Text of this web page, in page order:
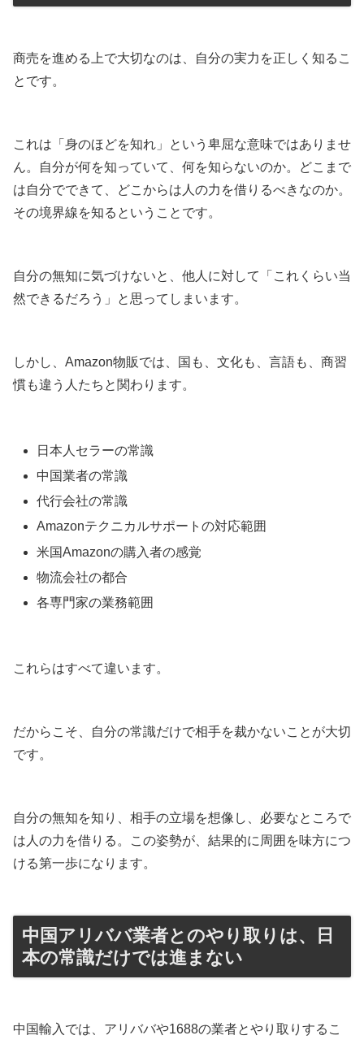
商売を進める上で大切なのは、自分の実力を正しく知るこ
とです。
これは「身のほどを知れ」という卑屈な意味ではありませ
ん。自分が何を知っていて、何を知らないのか。どこまで
は自分でできて、どこからは人の力を借りるべきなのか。
その境界線を知るということです。
自分の無知に気づけないと、他人に対して「これくらい当
然できるだろう」と思ってしまいます。
しかし、Amazon物販では、国も、文化も、言語も、商習
慣も違う人たちと関わります。
日本人セラーの常識
中国業者の常識
代行会社の常識
Amazonテクニカルサポートの対応範囲
米国Amazonの購入者の感覚
物流会社の都合
各専門家の業務範囲
これらはすべて違います。
だからこそ、自分の常識だけで相手を裁かないことが大切
です。
自分の無知を知り、相手の立場を想像し、必要なところで
は人の力を借りる。この姿勢が、結果的に周囲を味方につ
ける第一歩になります。
中国アリババ業者とのやり取りは、日
本の常識だけでは進まない
中国輸入では、アリババや1688の業者とやり取りするこ